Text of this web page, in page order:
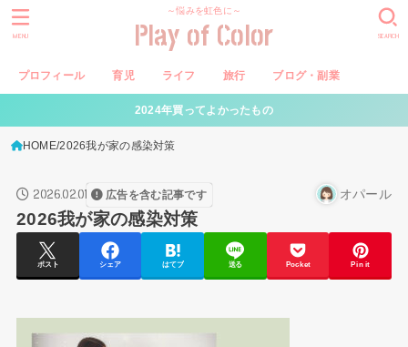
～悩みを虹色に～
Play of Color
プロフィール 育児 ライフ 旅行 ブログ・副業
SEARCH
MENU
2024年買ってよかったもの
HOME 2026我が家の感染対策
2026.02.01 広告を含む記事です オパール
2026我が家の感染対策
ポスト シェア はてブ 送る Pocket Pin it